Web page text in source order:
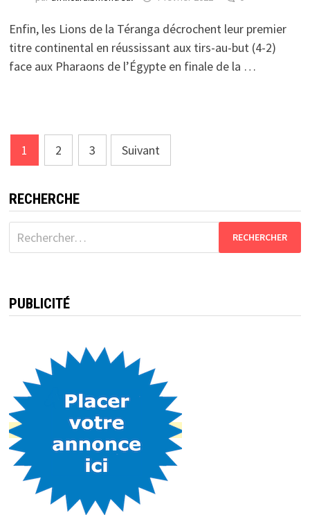
Enfin, les Lions de la Téranga décrochent leur premier
titre continental en réussissant aux tirs-au-but (4-2)
face aux Pharaons de l’Égypte en finale de la …
Pagination
des
publications
1 2 3 Suivant
RECHERCHE
Rechercher :
PUBLICITÉ